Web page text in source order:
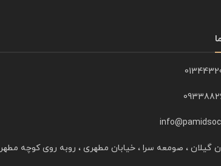
گیلان ، صومعه سرا ، خیابان مطهری ، روبه روی کوچه مطهر ۲